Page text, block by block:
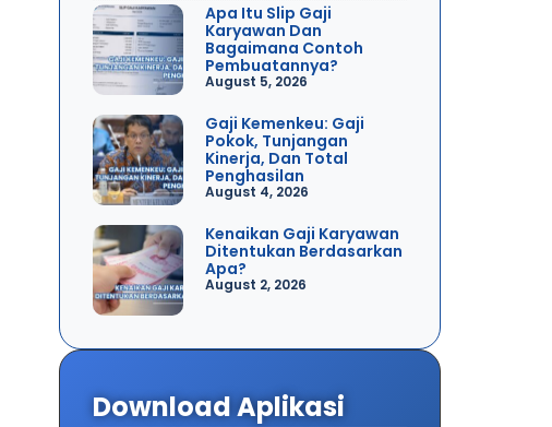
Apa Itu Slip Gaji
Karyawan Dan
Bagaimana Contoh
Pembuatannya?
August 5, 2026
Gaji Kemenkeu: Gaji
Pokok, Tunjangan
Kinerja, Dan Total
Penghasilan
August 4, 2026
Kenaikan Gaji Karyawan
Ditentukan Berdasarkan
Apa?
August 2, 2026
Download Aplikasi